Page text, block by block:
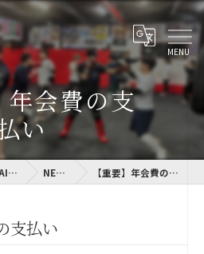
年会費の支
い
燕市で格闘技を指導するSAI-GYM NEWS 【重要】年会費の支払い
支払い